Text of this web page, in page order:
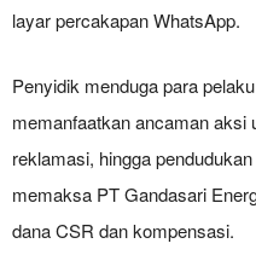
layar percakapan WhatsApp.
Penyidik menduga para
memanfaatkan ancaman aksi
reklamasi, hingga
memaksa PT Gandasari
dana CSR dan kompensasi.